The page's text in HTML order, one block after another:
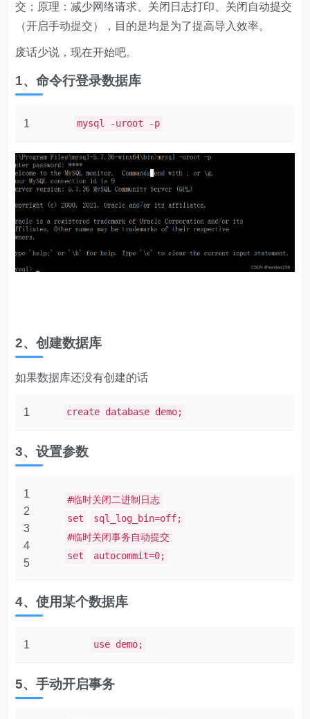
交；原理：减少网络请求、关闭日志打印、关闭自动提交
（开启手动提交），目的是均是为了提高导入效率。
废话少说，现在开始吧。
1、命令行登录数据库
1 mysql -uroot -p
2、创建数据库
如果数据库还没有创建的话
1 create database demo;
3、设置参数
1
2
3
4
5
#临时关闭二进制日志
set
sql_log_bin=off;
#临时关闭事务自动提交
set
autocommit=0;
4、使用某个数据库
1 use demo;
5、手动开启事务